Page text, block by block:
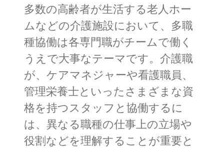
多数の高齢者が生活する老人ホー
ムなどの介護施設において、多職
種協働は各専門職がチームで働く
うえで大事なテーマです。介護職
が、ケアマネジャーや看護職員、
管理栄養士といったさまざまな資
格を持つスタッフと協働するに
は、異なる職種の仕事上の立場や
役割などを理解することが重要と